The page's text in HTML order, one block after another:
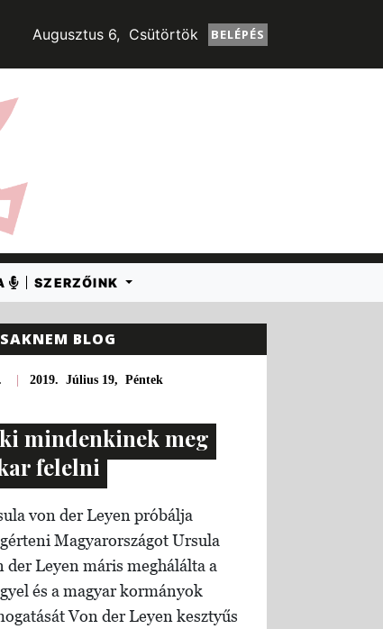
Augusztus 6, Csütörtök BELÉPÉS
SZERZŐINK
BLOG
|2019. Július 19, Péntek
mindenkinek meg
felelni
von der Leyen próbálja
Magyarországot Ursula
der Leyen máris meghálálta a
és a magyar kormányok
Von der Leyen kesztyűs